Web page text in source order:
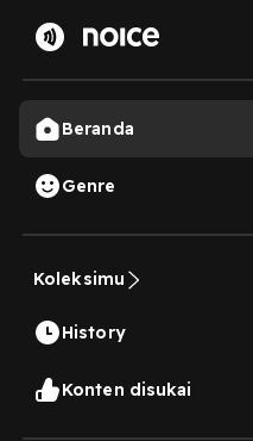
Beranda
Genre
Koleksimu
History
Konten disukai